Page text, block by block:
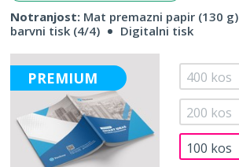
Notranjost: Mat premazni papir (130 g)
barvni tisk (4/4)
Digitalni tisk
PREMIUM
100 kos
200 kos
400 kos